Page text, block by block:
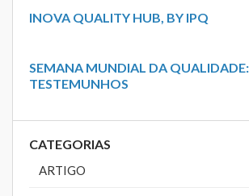
INOVA QUALITY HUB, BY IPQ
SEMANA MUNDIAL DA QUALIDADE:
TESTEMUNHOS
CATEGORIAS
ARTIGO